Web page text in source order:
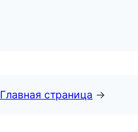
Главная страница →